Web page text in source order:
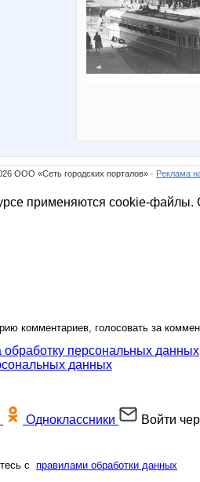
ООО «Сеть городских порталов» · Реклама
применяются cookie-файлы.
комментариев, голосовать за
обработку персональных данных
данных
Одноклассники Войти
с правилами обработки данных